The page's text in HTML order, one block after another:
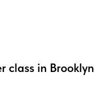
class in Brooklyn